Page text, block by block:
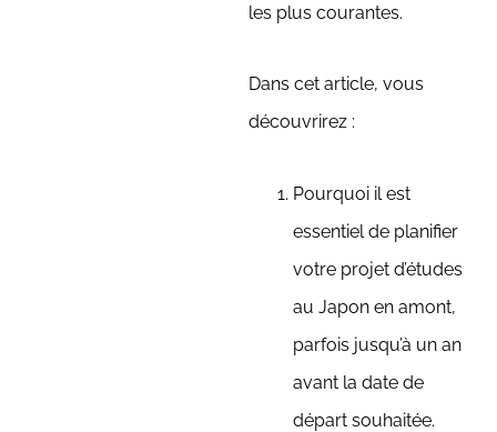
les plus courantes.
Dans cet article, vous
découvrirez :
Pourquoi il est
essentiel de planifier
votre projet d’études
au Japon en amont,
parfois jusqu’à un an
avant la date de
départ souhaitée.